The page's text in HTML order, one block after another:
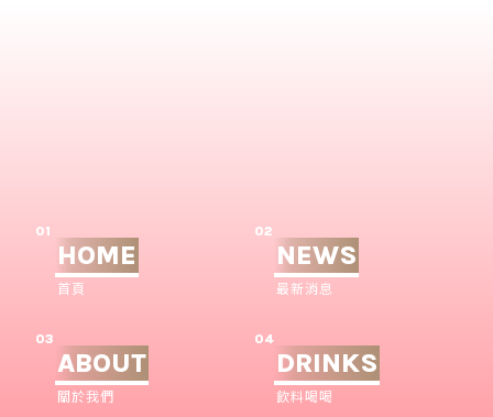
01
HOME
首頁
02
NEWS
最新消息
03
ABOUT
關於我們
04
DRINKS
飲料喝喝